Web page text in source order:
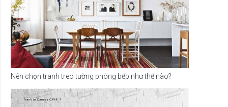
Nên chọn tranh treo tường phòng bếp như thế nào?